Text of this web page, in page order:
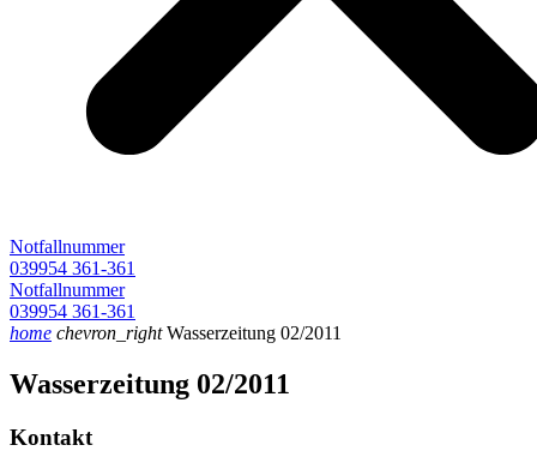
Notfallnummer
039954 361-361
Notfallnummer
039954 361-361
home chevron_right Wasserzeitung 02/2011
Wasserzeitung 02/2011
Kontakt